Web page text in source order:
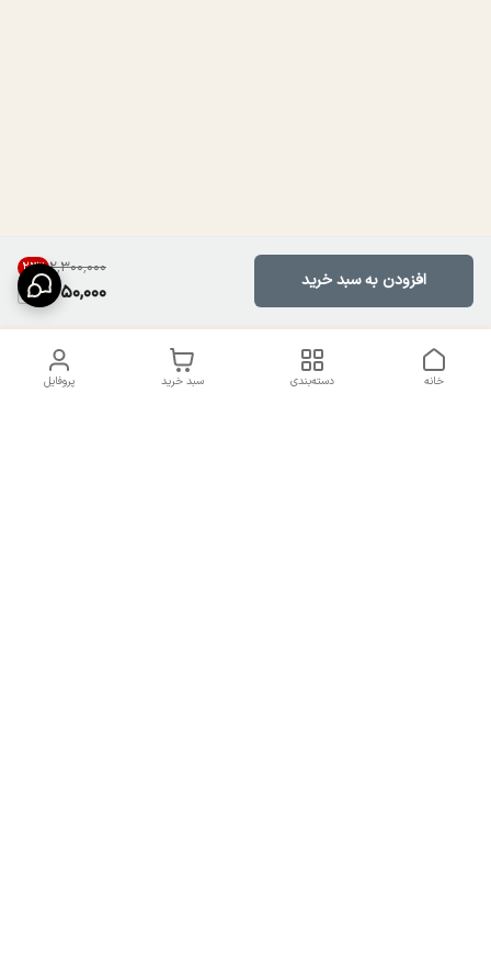
۲٬۳۰۰٬۰۰۰ 23%
1,750,000 افزودن به سبد خرید
پروفایل سبد خرید دسته‌بندی خانه